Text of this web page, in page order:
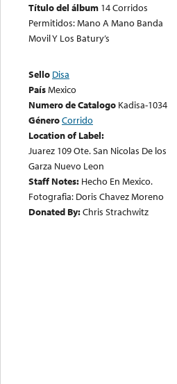
Título del álbum 14 Corridos
Permitidos: Mano A Mano Banda
Movil Y Los Batury’s
Sello Disa
PaísMexico
Numero de Catalogo Kadisa-1034
GéneroCorrido
Location of Label:
Juarez 109 Ote. San Nicolas De los
Garza Nuevo Leon
Staff Notes: Hecho En Mexico.
Fotografia: Doris Chavez Moreno
Donated By:Chris Strachwitz